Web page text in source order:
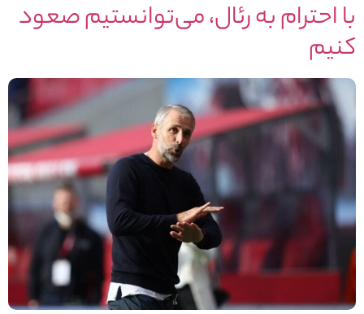
احترام به رئال، می‌توانستیم صعود